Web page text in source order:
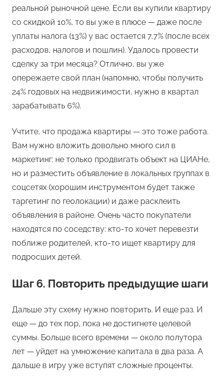
реальной рыночной цене. Если вы купили квартиру
со скидкой 10%, то вы уже в плюсе — даже после
уплаты налога (13%) у вас остается 7,7% (после всех
расходов, налогов и пошлин). Удалось провести
сделку за три месяца? Отлично, вы уже
опережаете свой план (напомню, чтобы получить
24% годовых на недвижимости, нужно в квартал
зарабатывать 6%).
Учтите, что продажа квартиры — это тоже работа.
Вам нужно вложить довольно много сил в
маркетинг: не только продвигать объект на ЦИАНе,
но и разместить объявление в локальных группах в
соцсетях (хорошим инструментом будет также
таргетинг по геолокации) и даже расклеить
объявления в районе. Очень часто покупатели
находятся по соседству: кто-то хочет перевезти
поближе родителей, кто-то ищет квартиру для
подросших детей.
Шаг 6. Повторить предыдущие шаги
Дальше эту схему нужно повторить. И еще раз. И
еще — до тех пор, пока не достигнете целевой
суммы. Больше всего времени — около полутора
лет — уйдет на умножение капитала в два раза. А
дальше в игру уже вступят сложные проценты.